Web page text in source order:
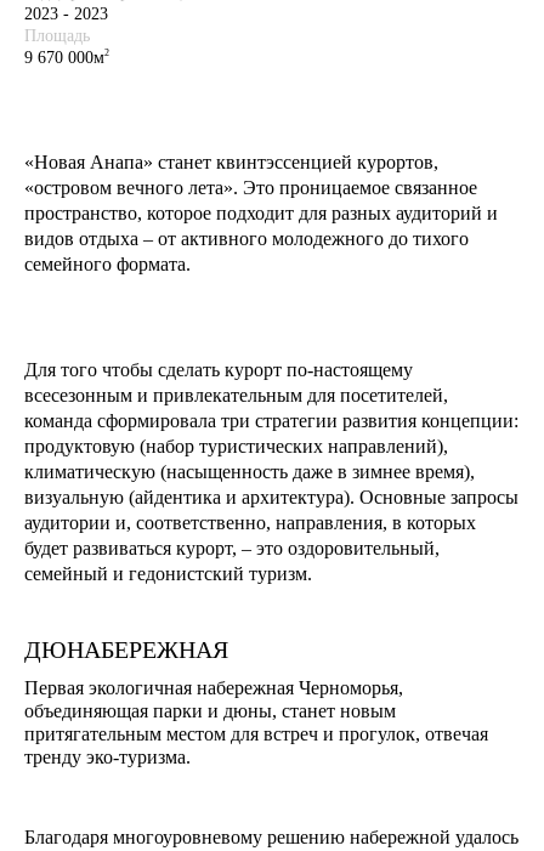
2023 - 2023
Площадь
9 670 000м2
«Новая Анапа» станет квинтэссенцией курортов,
«островом вечного лета». Это проницаемое связанное
пространство, которое подходит для разных аудиторий и
видов отдыха – от активного молодежного до тихого
семейного формата.
Для того чтобы сделать курорт по-настоящему
всесезонным и привлекательным для посетителей,
команда сформировала три стратегии развития концепции:
продуктовую (набор туристических направлений),
климатическую (насыщенность даже в зимнее время),
визуальную (айдентика и архитектура). Основные запросы
аудитории и, соответственно, направления, в которых
будет развиваться курорт, – это оздоровительный,
семейный и гедонистский туризм.
ДЮНАБЕРЕЖНАЯ
Первая экологичная набережная Черноморья,
объединяющая парки и дюны, станет новым
притягательным местом для встреч и прогулок, отвечая
тренду эко-туризма.
Благодаря многоуровневому решению набережной удалось